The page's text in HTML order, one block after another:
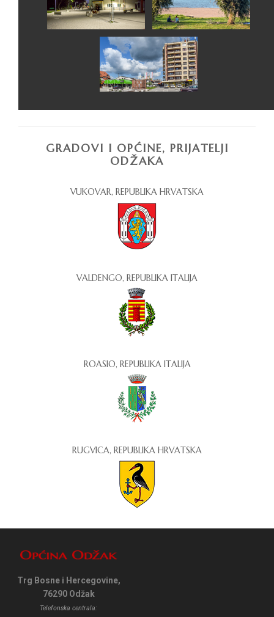
GRADOVI I OPĆINE, PRIJATELJI
ODŽAKA
VUKOVAR, REPUBLIKA HRVATSKA
VALDENGO, REPUBLIKA ITALIJA
ROASIO, REPUBLIKA ITALIJA
RUGVICA, REPUBLIKA HRVATSKA
Trg Bosne i Hercegovine,
76290 Odžak
Telefonska centrala: